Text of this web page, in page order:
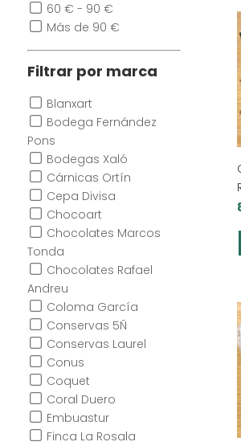
60 € - 90 €
Más de 90 €
Filtrar por marca
Blanxart
Bodega Fernández
Pons
Bodegas Xaló
Cárnicas Ortín
Cepa Divisa
Chocoart
Chocolates Marcos
Tonda
Chocolates Rafael
Andreu
Coloma García
Conservas 5Ñ
Conservas Laurel
Conus
Coquet
Coral Duero
Embuastur
Finca La Rosala